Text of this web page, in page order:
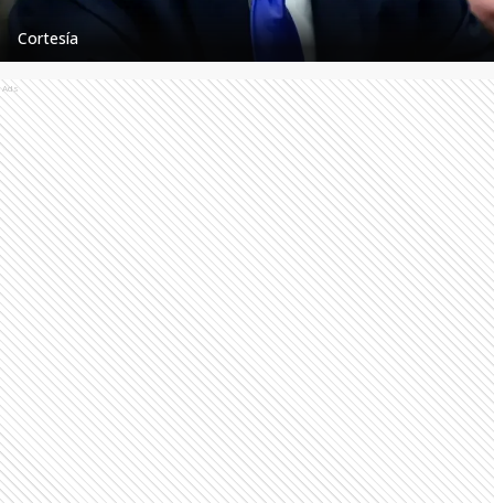
Cortesía
Ads